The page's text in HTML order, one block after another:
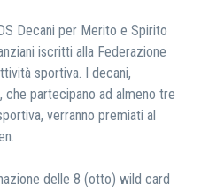
Decani per Merito e Spirito
iscritti alla Federazione
sportiva. I decani,
che partecipano ad almeno tre
verranno premiati al
delle 8 (otto) wild card